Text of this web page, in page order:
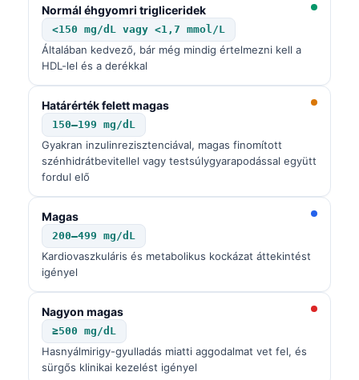
Normál éhgyomri trigliceridek
<150 mg/dL vagy <1,7 mmol/L
Általában kedvező, bár még mindig értelmezni kell a
HDL-lel és a derékkal
Határérték felett magas
150–199 mg/dL
Gyakran inzulinrezisztenciával, magas finomított
szénhidrátbevitellel vagy testsúlygyarapodással együtt
fordul elő
Magas
200–499 mg/dL
Kardiovaszkuláris és metabolikus kockázat áttekintést
igényel
Nagyon magas
≥500 mg/dL
Hasnyálmirigy-gyulladás miatti aggodalmat vet fel, és
sürgős klinikai kezelést igényel
मराठी
తెలుగు
தமிழ்
ગુજરાતી
ಕನ್ನಡ
മലയാളം
Tiếng Việt
Tagalog
ไทย
ဗမာစာ
ភាសាខ្មែរ
Kiswahili
አማርኛ